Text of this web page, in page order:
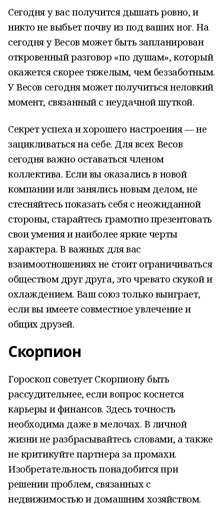
Сегодня у вас получится дышать ровно, и
никто не выбьет почву из под ваших ног. На
сегодня у Весов может быть запланирован
откровенный разговор «по душам», который
окажется скорее тяжелым, чем беззаботным.
У Весов сегодня может получиться неловкий
момент, связанный с неудачной шуткой.
Секрет успеха и хорошего настроения — не
зацикливаться на себе. Для всех Весов
сегодня важно оставаться членом
коллектива. Если вы оказались в новой
компании или занялись новым делом, не
стесняйтесь показать себя с неожиданной
стороны, старайтесь грамотно презентовать
свои умения и наиболее яркие черты
характера. В важных для вас
взаимоотношениях не стоит ограничиваться
обществом друг друга, это чревато скукой и
охлаждением. Ваш союз только выиграет,
если вы имеете совместное увлечение и
общих друзей.
Скорпион
Гороскоп советует Скорпиону быть
рассудительнее, если вопрос коснется
карьеры и финансов. Здесь точность
необходима даже в мелочах. В личной
жизни не разбрасывайтесь словами, а также
не критикуйте партнера за промахи.
Изобретательность понадобится при
решении проблем, связанных с
недвижимостью и домашним хозяйством.